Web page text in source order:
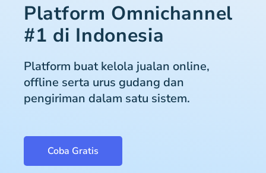
Platform Omnichannel
#1 di Indonesia
Platform buat kelola jualan online,
offline serta urus gudang dan
pengiriman dalam satu sistem.
Coba Gratis